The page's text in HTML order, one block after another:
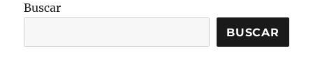
Buscar
BUSCAR